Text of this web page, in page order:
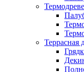
Террасная